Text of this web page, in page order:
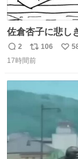
佐倉杏子に悲し
返
信
2
リ
ポ
106
い
17時間前